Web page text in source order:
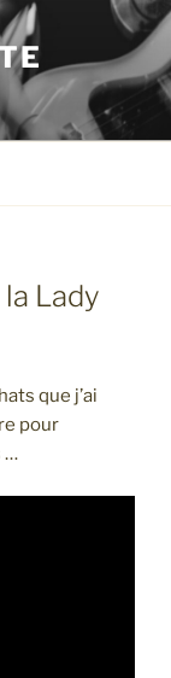
Lady
que j’ai
pour
…